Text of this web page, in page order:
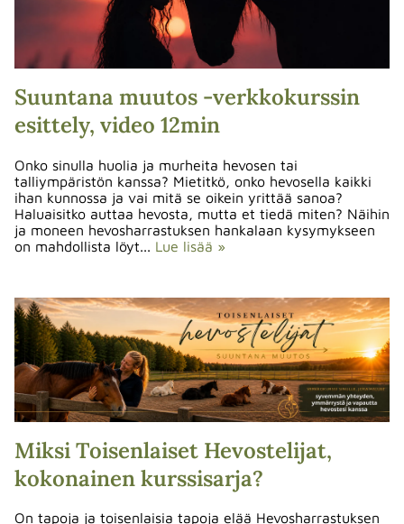
Suuntana muutos -verkkokurssin
esittely, video 12min
Onko sinulla huolia ja murheita hevosen tai
talliympäristön kanssa? Mietitkö, onko hevosella kaikki
ihan kunnossa ja vai mitä se oikein yrittää sanoa?
Haluaisitko auttaa hevosta, mutta et tiedä miten? Näihin
ja moneen hevosharrastuksen hankalaan kysymykseen
on mahdollista löyt... Lue lisää »
Miksi Toisenlaiset Hevostelijat,
kokonainen kurssisarja?
On tapoja ja toisenlaisia tapoja elää Hevosharrastuksen